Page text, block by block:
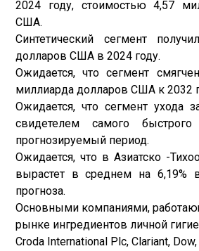
2024 году, стоимостью 4,57
США.
Синтетический сегмент
долларов США в 2024 году.
Ожидается, что сегмент
миллиарда долларов США к 2032
Ожидается, что сегмент ухода
свидетелем самого
прогнозируемый период.
Ожидается, что в Азиатско -
вырастет в среднем на 6,19%
прогноза.
Основными компаниями,
рынке ингредиентов личной
Croda International Plc, Clariant,